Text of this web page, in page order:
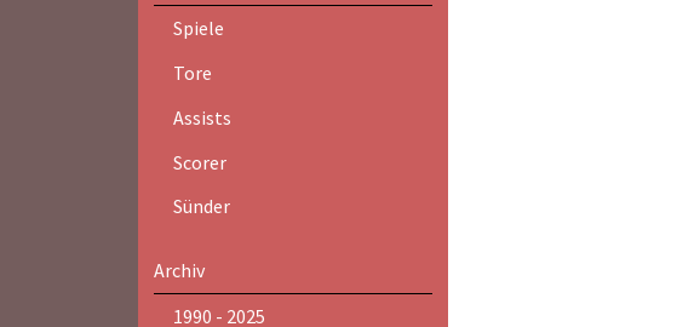
Spiele
Tore
Assists
Scorer
Sünder
Archiv
1990 - 2025